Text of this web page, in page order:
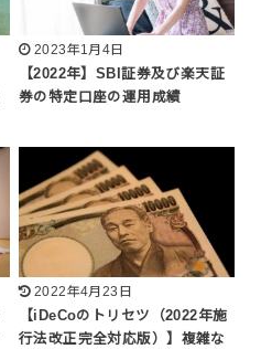
2023年1月4日
【2022年】SBI証券及び楽天証
券の特定口座の運用成績
2022年4月23日
【iDeCoのトリセツ（2022年施
行法改正完全対応版）】複雑な